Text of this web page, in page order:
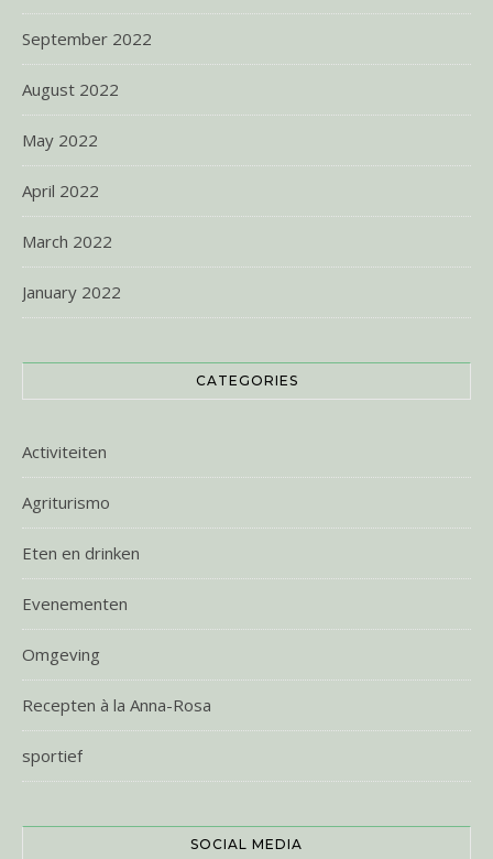
September 2022
August 2022
May 2022
April 2022
March 2022
January 2022
CATEGORIES
Activiteiten
Agriturismo
Eten en drinken
Evenementen
Omgeving
Recepten à la Anna-Rosa
sportief
SOCIAL MEDIA